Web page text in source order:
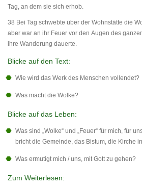
Tag, an dem sie sich erhob.
38 Bei Tag schwebte über der Wohnstätte die
aber war an ihr Feuer vor den Augen des
ihre Wanderung dauerte.
Blicke auf den Text:
Wie wird das Werk des Menschen vollendet?
Was macht die Wolke?
Blicke auf das Leben:
Was sind „Wolke“ und „Feuer“ für mich, für
bricht die Gemeinde, das Bistum, die Kirche
Was ermutigt mich / uns, mit Gott zu gehen?
Zum Weiterlesen: